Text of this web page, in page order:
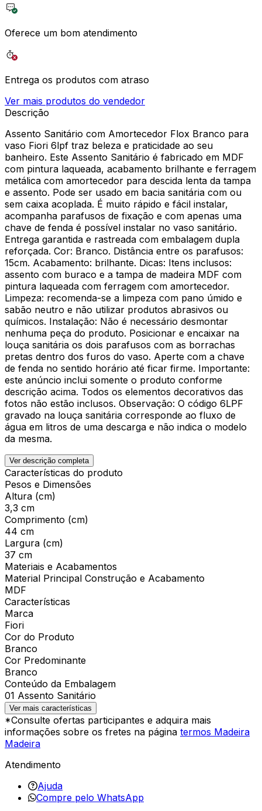
Oferece um bom atendimento
Entrega os produtos com atraso
Ver mais produtos do vendedor
Descrição
Assento Sanitário com Amortecedor Flox Branco para
vaso Fiori 6lpf traz beleza e praticidade ao seu
banheiro. Este Assento Sanitário é fabricado em MDF
com pintura laqueada, acabamento brilhante e ferragem
metálica com amortecedor para descida lenta da tampa
e assento. Pode ser usado em bacia sanitária com ou
sem caixa acoplada. É muito rápido e fácil instalar,
acompanha parafusos de fixação e com apenas uma
chave de fenda é possível instalar no vaso sanitário.
Entrega garantida e rastreada com embalagem dupla
reforçada. Cor: Branco. Distância entre os parafusos:
15cm. Acabamento: brilhante. Dicas: Itens inclusos:
assento com buraco e a tampa de madeira MDF com
pintura laqueada com ferragem com amortecedor.
Limpeza: recomenda-se a limpeza com pano úmido e
sabão neutro e não utilizar produtos abrasivos ou
químicos. Instalação: Não é necessário desmontar
nenhuma peça do produto. Posicionar e encaixar na
louça sanitária os dois parafusos com as borrachas
pretas dentro dos furos do vaso. Aperte com a chave
de fenda no sentido horário até ficar firme. Importante:
este anúncio inclui somente o produto conforme
descrição acima. Todos os elementos decorativos das
fotos não estão inclusos. Observação: O código 6LPF
gravado na louça sanitária corresponde ao fluxo de
água em litros de uma descarga e não indica o modelo
da mesma.
Ver descrição completa
Características do produto
Pesos e Dimensões
Altura (cm)
3,3 cm
Comprimento (cm)
44 cm
Largura (cm)
37 cm
Materiais e Acabamentos
Material Principal Construção e Acabamento
MDF
Características
Marca
Fiori
Cor do Produto
Branco
Cor Predominante
Branco
Conteúdo da Embalagem
01 Assento Sanitário
Ver mais características
*Consulte ofertas participantes e adquira mais
informações sobre os fretes na página termos Madeira
Madeira
Atendimento
Ajuda
Compre pelo WhatsApp